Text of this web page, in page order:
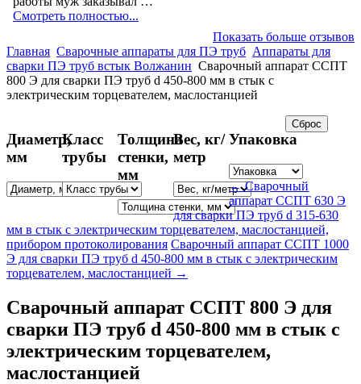
Смотреть полностью...
Показать больше отзывов
Главная Сварочные аппараты для ПЭ труб Аппараты для
сварки ПЭ труб встык Волжанин Cварочный аппарат ССПТ
800 Э для сварки ПЭ труб d 450-800 мм в стык с
электрическим торцевателем, маслостанцией
Диаметр,
мм
Класс
трубы
Толщина
стенки,
мм
Вес, кг/
метр
Упаковка
← Cварочный
аппарат ССПТ 630 Э
для сварки ПЭ труб d 315-630
мм в стык с электрическим торцевателем, маслостанцией,
прибором протоколирования Cварочный аппарат ССПТ 1000
Э для сварки ПЭ труб d 450-800 мм в стык с электрическим
торцевателем, маслостанцией →
Cварочный аппарат ССПТ 800 Э для
сварки ПЭ труб d 450-800 мм в стык с
электрическим торцевателем,
маслостанцией